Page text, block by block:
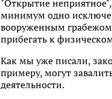
"Открытие
минимум одно
вооруженным грабежом.
прибегать к
Как мы уже писали,
примеру, могут
деятельности.